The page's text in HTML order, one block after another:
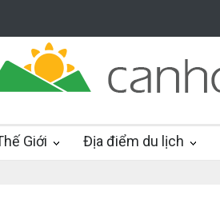
Giới Địa điểm du lịch